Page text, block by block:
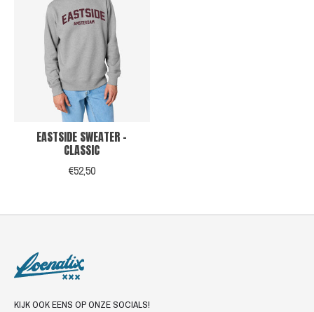
EASTSIDE SWEATER -
CLASSIC
€52,50
KIJK OOK EENS OP ONZE SOCIALS!